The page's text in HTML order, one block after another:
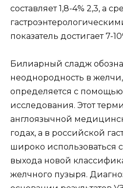
составляет 1,8-4% 2,3, а
показатель достигает 7-
Билиарный сладж
неоднородность в желчи,
определяется с помощью
исследования. Этот
англоязычной
годах, а в российской
широко использоваться
выхода новой
желчного пузыря.